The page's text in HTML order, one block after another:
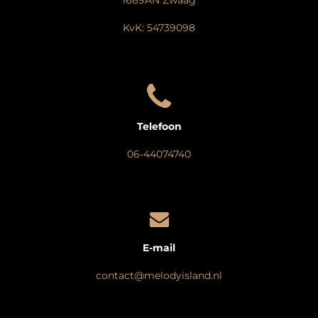
KvK: 54739098
Telefoon
06-44074740
E-mail
contact@melodyisland.nl